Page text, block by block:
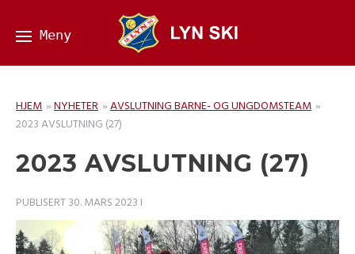
HJEM »NYHETER »AVSLUTNING BARNE- OG UNGDOMSTEAM »
2023 AVSLUTNING (27)
2023 AVSLUTNING (27)
PUBLISERT30. MARS 2023 I